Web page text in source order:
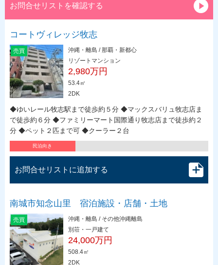
お問合せリストを確認する
コートヴィレッジ牧志
売買
沖縄・離島 / 那覇・新都心
リゾートマンション
2,980万円
53.4㎡
2DK
◆ゆいレール牧志駅まで徒歩約５分 ◆マックスバリュ牧志店ま
で徒歩約６分 ◆ファミリーマート国際通り牧志店まで徒歩約２
分 ◆ペット２匹まで可 ◆クーラー２台
民泊向き
お問合せリストに追加する
南城市知念山里 宿泊施設・店舗・土地
売買
沖縄・離島 / その他沖縄離島
別荘・一戸建て
24,000万円
508.4㎡
2DK